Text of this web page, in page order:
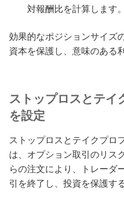
対報酬比を計算します。
効果的なポジションサイズ
資本を保護し、意味のある
ストップロスとテイ
を設定
ストップロスとテイクプロ
は、オプション取引のリス
らの注文により、トレーダ
引を終了し、投資を保護す